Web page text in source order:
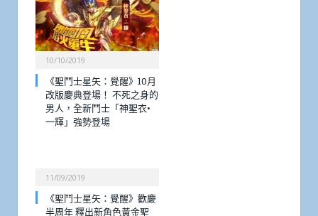
10/10/2019
《聖鬥士星矢：覺醒》10月
改版慶典登場！ 不死之身的
男人，全新鬥士「神聖衣•
一輝」強勢登場
11/09/2019
《聖鬥士星矢：覺醒》歡慶
半周年 釋出新角色黃金聖